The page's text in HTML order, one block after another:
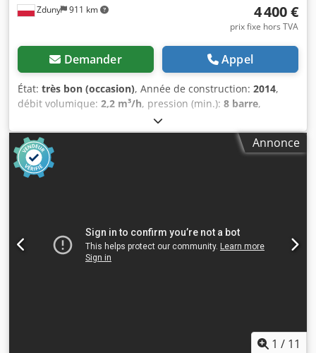
Zduny 911 km 4 400 €
prix fixe hors TVA
Demander Appel
État: très bon (occasion), Année de construction: 2014,
débit volumique: 2,2 m³/h, pression (min.): 8 barre,
Compresseur à vis ATLAS COPCO GA 15 VSD + Commande
à vitesse variable (variateur de fréquence) Moteur de 15
kW Cjdpfx Asytyd Ujkreha Débit : 2,51 m³/min Pression : 13
bar Année de fabrication : 2014 Heures de fonctionnement
: 11 380 h Compresseur après entretien, échange des
Annonce
1 / 11